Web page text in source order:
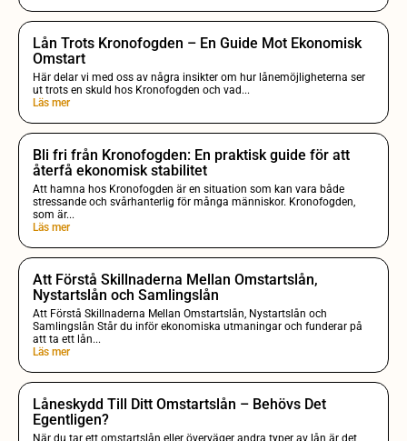
Lån Trots Kronofogden – En Guide Mot Ekonomisk
Omstart
Här delar vi med oss av några insikter om hur lånemöjligheterna ser
ut trots en skuld hos Kronofogden och vad...
Läs mer
Bli fri från Kronofogden: En praktisk guide för att
återfå ekonomisk stabilitet
Att hamna hos Kronofogden är en situation som kan vara både
stressande och svårhanterlig för många människor. Kronofogden,
som är...
Läs mer
Att Förstå Skillnaderna Mellan Omstartslån,
Nystartslån och Samlingslån
Att Förstå Skillnaderna Mellan Omstartslån, Nystartslån och
Samlingslån Står du inför ekonomiska utmaningar och funderar på
att ta ett lån...
Läs mer
Låneskydd Till Ditt Omstartslån – Behövs Det
Egentligen?
När du tar ett omstartslån eller överväger andra typer av lån är det